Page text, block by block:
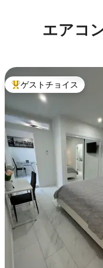
エアコ
、5つ星中4.94つ星の平
大好評のゲストチョイス
ゲストチョイス